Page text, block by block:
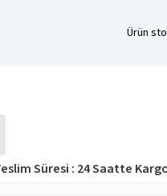
Ürün
Süresi : 24 Saatte